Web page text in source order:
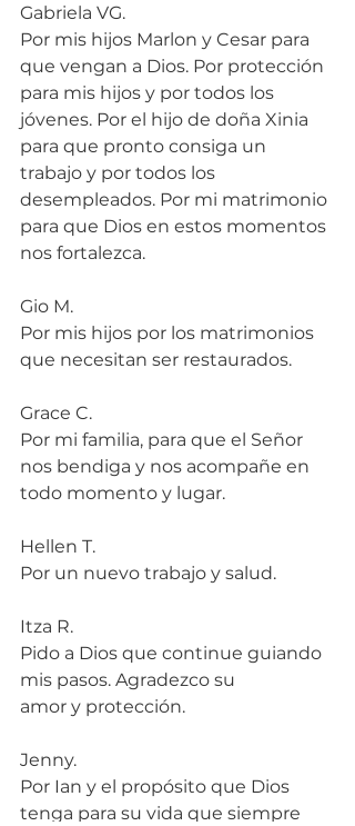
Gabriela VG.
Por mis hijos Marlon y Cesar para
que vengan a Dios. Por protección
para mis hijos y por todos los
jóvenes. Por el hijo de doña Xinia
para que pronto consiga un
trabajo y por todos los
desempleados. Por mi matrimonio
para que Dios en estos momentos
nos fortalezca.
Gio M.
Por mis hijos por los matrimonios
que necesitan ser restaurados.
Grace C.
Por mi familia, para que el Señor
nos bendiga y nos acompañe en
todo momento y lugar.
Hellen T.
Por un nuevo trabajo y salud.
Itza R.
Pido a Dios que continue guiando
mis pasos. Agradezco su
amor y protección.
Jenny.
Por Ian y el propósito que Dios
tenga para su vida que siempre